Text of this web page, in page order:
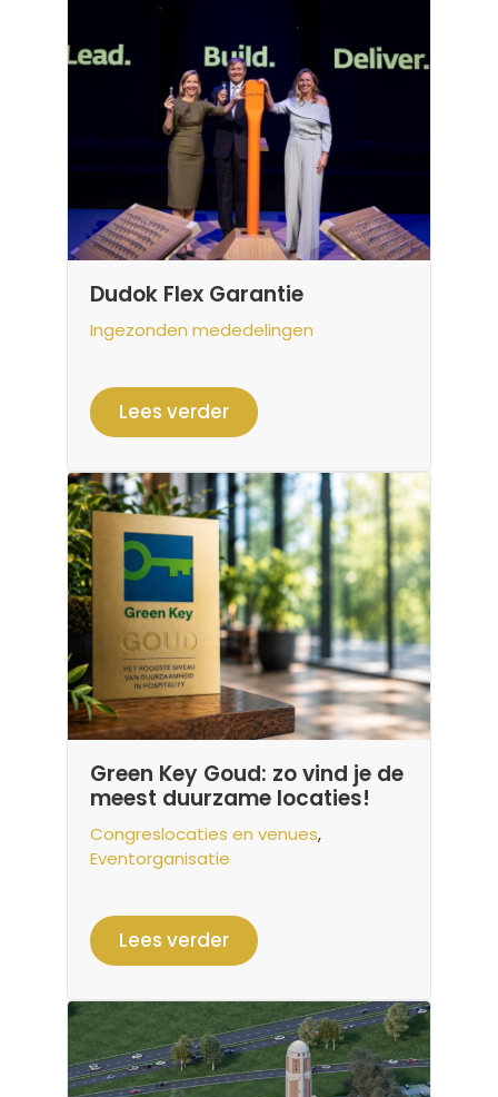
Dudok Flex Garantie
Ingezonden mededelingen
Lees verder
Green Key Goud: zo vind je de
meest duurzame locaties!
Congreslocaties en venues,
Eventorganisatie
Lees verder